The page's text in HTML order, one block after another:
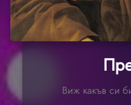
Виж какъв си